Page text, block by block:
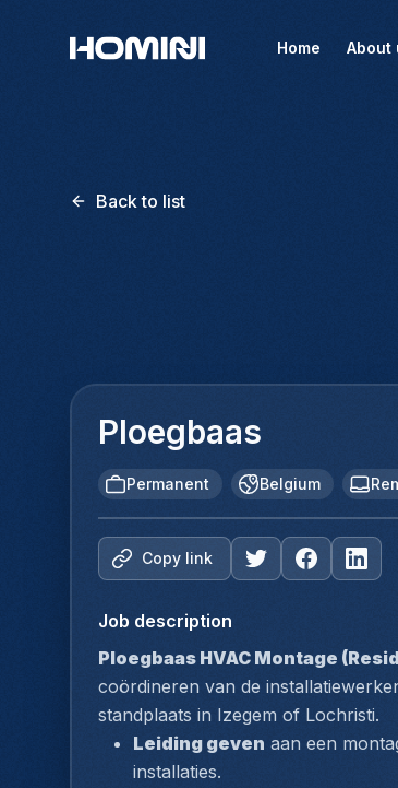
Home About
Back to list
Ploegbaas
Permanent Belgium
Copy link
Job description
Ploegbaas HVAC Montage
coördineren van de
standplaats in Izegem of Lochristi.
Leiding geven aan een
installaties.